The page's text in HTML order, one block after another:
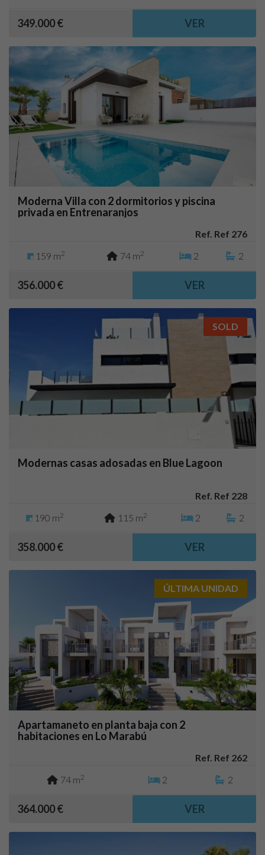
349.000 € VER
Moderna Villa con 2 dormitorios y piscina
privada en Entrenaranjos
Ref. Ref 276
159 m2 74 m2 2 2
356.000 € VER
SOLD
Modernas casas adosadas en Blue Lagoon
Ref. Ref 228
190 m2 115 m2 2 2
358.000 € VER
ÚLTIMA UNIDAD
Apartamaneto en planta baja con 2
habitaciones en Lo Marabú
Ref. Ref 262
74 m2 2 2
364.000 € VER